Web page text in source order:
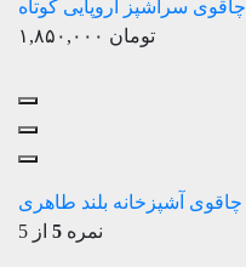
چاقوی سرآشپز اروپایی کوتاه
تومان
نمره 5 از 5